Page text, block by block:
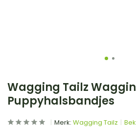
Wagging Tailz
Puppyhalsbandjes
Merk: Wagging Tailz